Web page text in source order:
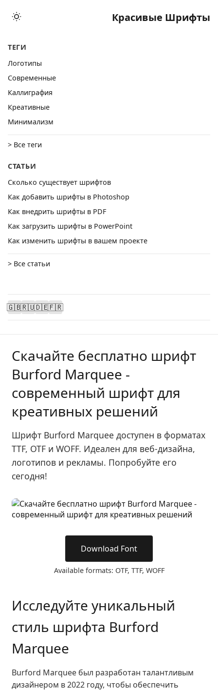
Красивые Шрифты
ТЕГИ
Логотипы
Cовременные
Каллиграфия
Креативные
Минимализм
> Все теги
СТАТЬИ
Сколько существует шрифтов
Как добавить шрифты в Photoshop
Как внедрить шрифты в PDF
Как загрузить шрифты в PowerPoint
Как изменить шрифты в вашем проекте
> Все статьи
🇬🇧🇷🇺🇩🇪🇫🇷
Скачайте бесплатно шрифт
Burford Marquee -
современный шрифт для
креативных решений
Шрифт Burford Marquee доступен в форматах
TTF, OTF и WOFF. Идеален для веб-дизайна,
логотипов и рекламы. Попробуйте его
сегодня!
Download Font
Available formats: OTF, TTF, WOFF
Исследуйте уникальный
стиль шрифта Burford
Marquee
Burford Marquee был разработан талантливым
дизайнером в 2022 году, чтобы обеспечить